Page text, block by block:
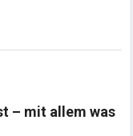
– mit allem was